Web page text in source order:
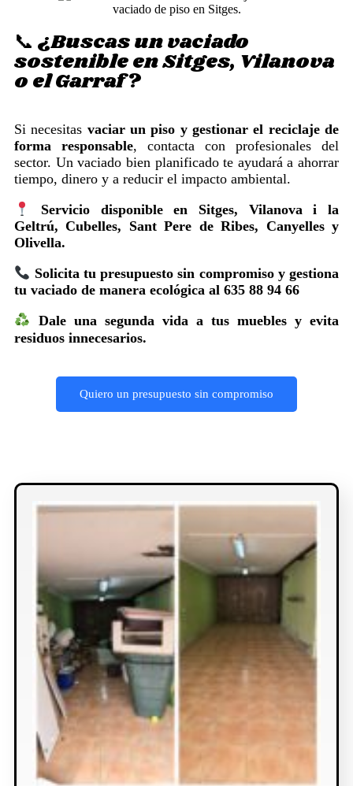
📞 ¿Buscas un vaciado
sostenible en Sitges, Vilanova
o el Garraf?
Si necesitas vaciar un piso y gestionar el reciclaje de
forma responsable, contacta con profesionales del
sector. Un vaciado bien planificado te ayudará a ahorrar
tiempo, dinero y a reducir el impacto ambiental.
Servicio disponible en Sitges, Vilanova i la
Geltrú, Cubelles, Sant Pere de Ribes, Canyelles y
Olivella.
Solicita tu presupuesto sin compromiso y gestiona
tu vaciado de manera ecológica al 635 88 94 66
Dale una segunda vida a tus muebles y evita
residuos innecesarios.
Quiero un presupuesto sin compromiso